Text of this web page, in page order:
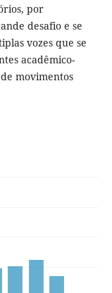
por
desafio e se
vozes que se
acadêmico-
movimentos